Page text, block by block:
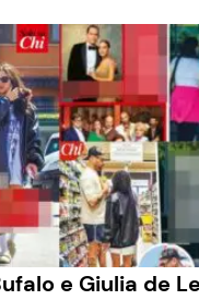
e Giulia de